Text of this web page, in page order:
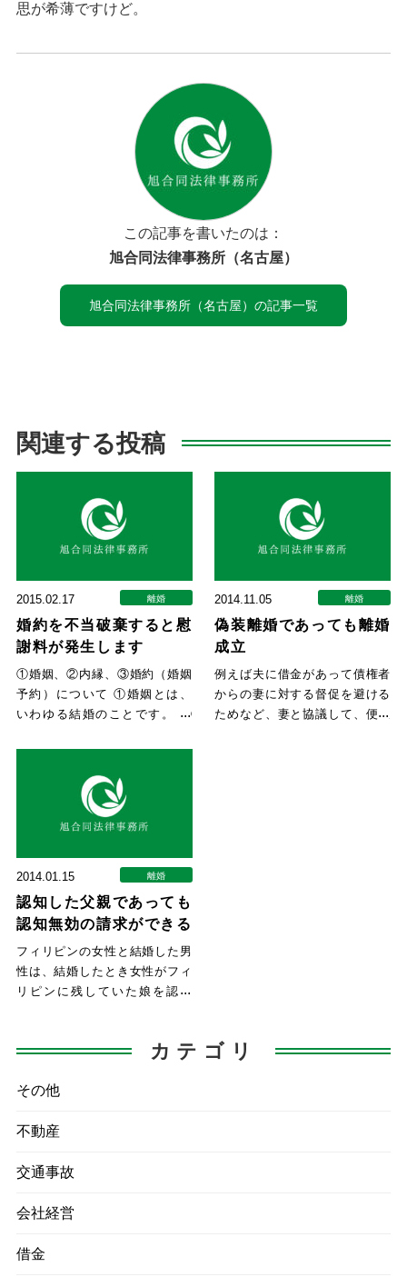
思が希薄ですけど。
この記事を書いたのは：
旭合同法律事務所（名古屋）
旭合同法律事務所（名古屋）の記事一覧
関連する投稿
2015.02.17 離婚
婚約を不当破棄すると慰
謝料が発生します
①婚姻、②内縁、③婚約（婚姻
予約）について ①婚姻とは、
いわゆる結婚のことです。 ②
2014.11.05 離婚
偽装離婚であっても離婚
成立
例えば夫に借金があって債権者
からの妻に対する督促を避ける
ためなど、妻と協議して、便宜
2014.01.15 離婚
認知した父親であっても
認知無効の請求ができる
フィリピンの女性と結婚した男
性は、結婚したとき女性がフィ
リピンに残していた娘を認知
カテゴリ
その他
不動産
交通事故
会社経営
借金